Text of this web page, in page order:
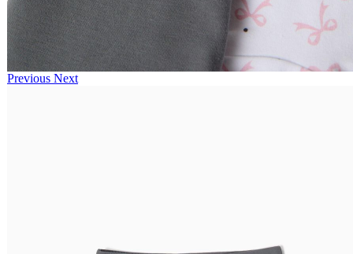
Previous Next